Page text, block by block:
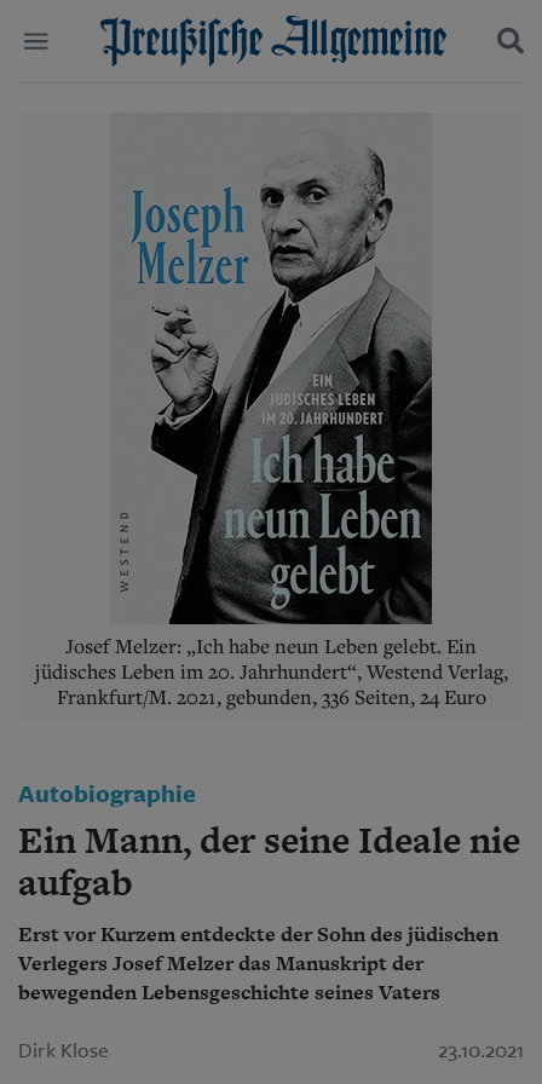
Start
Wer wir sind
Aktuelle Ausgabe
Abonnenten-Login
Abonnent werden
Abo Prämien
Archiv
Mediadaten
Wirtschaft
Panorama
Gesellschaft
Leben
Geschichte
Ostpreußen
Pommern
Berlin-Brandenburg
Schlesien
Danzig und Westpreußen
Bücher
Josef Melzer: „Ich habe neun Leben gelebt. Ein
jüdisches Leben im 20. Jahrhundert“, Westend Verlag,
Frankfurt/M. 2021, gebunden, 336 Seiten, 24 Euro
Autobiographie
Ein Mann, der seine Ideale nie
aufgab
Erst vor Kurzem entdeckte der Sohn des jüdischen
Verlegers Josef Melzer das Manuskript der
bewegenden Lebensgeschichte seines Vaters
Dirk Klose 23.10.2021